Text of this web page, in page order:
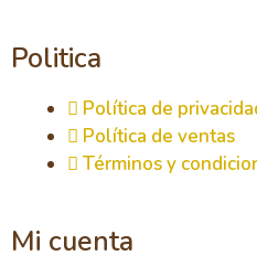
Politica
Política de
Política de ventas
Términos y
Mi cuenta